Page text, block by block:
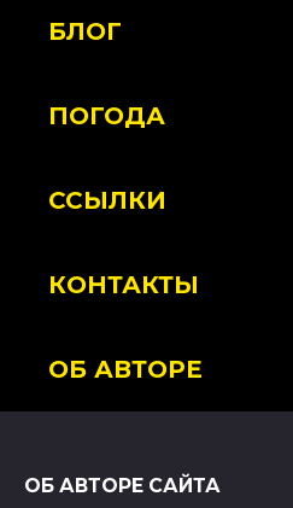
БЛОГ
ПОГОДА
ССЫЛКИ
КОНТАКТЫ
ОБ АВТОРЕ
ОБ АВТОРЕ САЙТА